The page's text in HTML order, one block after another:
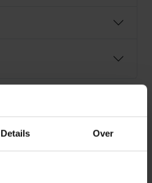
Details Over
ANIA HAIE